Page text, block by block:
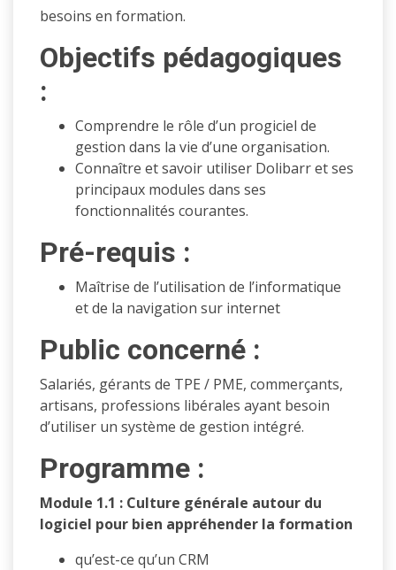
besoins en formation.
Objectifs pédagogiques
:
Comprendre le rôle d’un progiciel de
gestion dans la vie d’une organisation.
Connaître et savoir utiliser Dolibarr et ses
principaux modules dans ses
fonctionnalités courantes.
Pré-requis :
Maîtrise de l’utilisation de l’informatique
et de la navigation sur internet
Public concerné :
Salariés, gérants de TPE / PME, commerçants,
artisans, professions libérales ayant besoin
d’utiliser un système de gestion intégré.
Programme :
Module 1.1 : Culture générale autour du
logiciel pour bien appréhender la formation
qu’est-ce qu’un CRM